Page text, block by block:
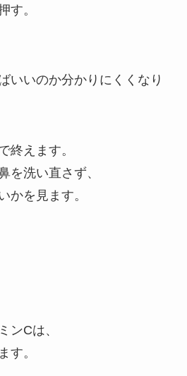
す。
いいのか分かりにくくなり
終えます。
を洗い直さず、
かを見ます。
ンCは、
す。